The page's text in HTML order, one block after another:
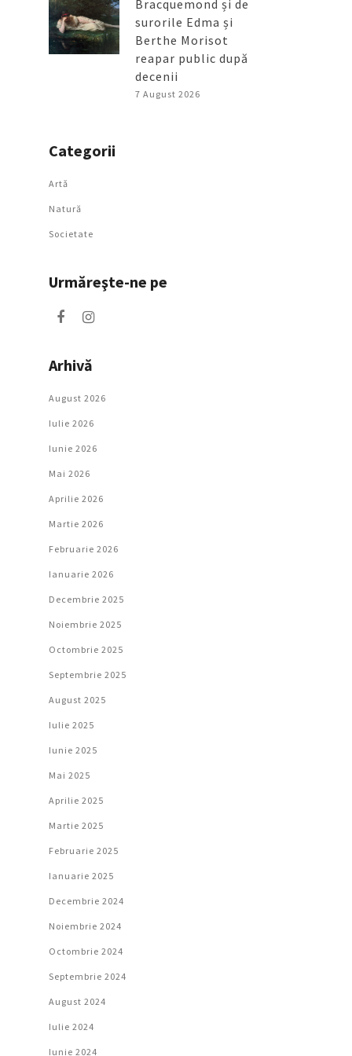
Bracquemond și de
surorile Edma și
Berthe Morisot
reapar public după
decenii
7 August 2026
Categorii
Artǎ
Natură
Societate
Urmăreşte-ne pe
Arhivă
August 2026
Iulie 2026
Iunie 2026
Mai 2026
Aprilie 2026
Martie 2026
Februarie 2026
Ianuarie 2026
Decembrie 2025
Noiembrie 2025
Octombrie 2025
Septembrie 2025
August 2025
Iulie 2025
Iunie 2025
Mai 2025
Aprilie 2025
Martie 2025
Februarie 2025
Ianuarie 2025
Decembrie 2024
Noiembrie 2024
Octombrie 2024
Septembrie 2024
August 2024
Iulie 2024
Iunie 2024